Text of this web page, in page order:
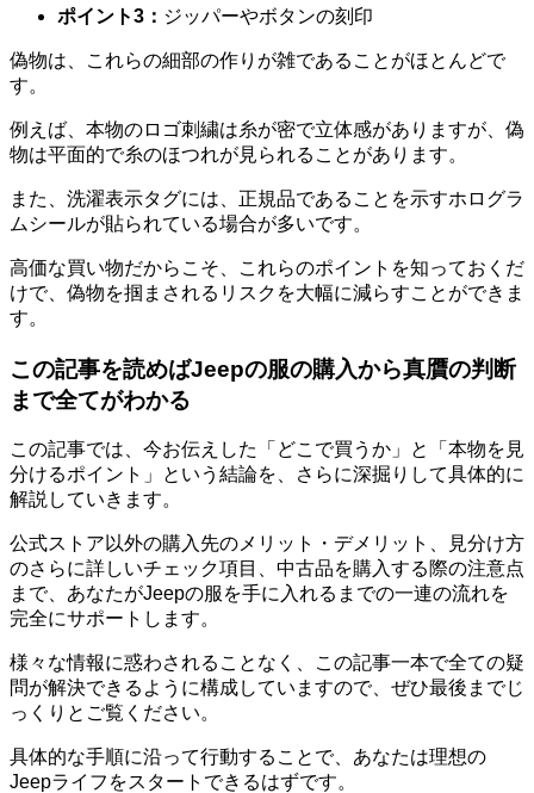
ポイント3： ジッパーやボタンの刻印
偽物は、これらの細部の作りが雑であることがほとんどで
す。
例えば、本物のロゴ刺繍は糸が密で立体感がありますが、偽
物は平面的で糸のほつれが見られることがあります。
また、洗濯表示タグには、正規品であることを示すホログラ
ムシールが貼られている場合が多いです。
高価な買い物だからこそ、これらのポイントを知っておくだ
けで、偽物を掴まされるリスクを大幅に減らすことができま
す。
この記事を読めばJeepの服の購入から真贋の判断
まで全てがわかる
この記事では、今お伝えした「どこで買うか」と「本物を見
分けるポイント」という結論を、さらに深掘りして具体的に
解説していきます。
公式ストア以外の購入先のメリット・デメリット、見分け方
のさらに詳しいチェック項目、中古品を購入する際の注意点
まで、 あなたがJeepの服を手に入れるまでの一連の流れを
完全にサポートします。
様々な情報に惑わされることなく、この記事一本で全ての疑
問が解決できるように構成していますので、ぜひ最後までじ
っくりとご覧ください。
具体的な手順に沿って行動することで、あなたは理想の
Jeepライフ をスタートできるはずです。